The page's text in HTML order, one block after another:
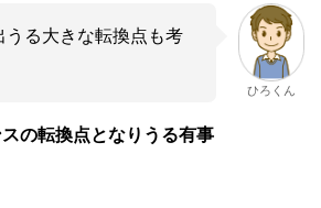
うる大きな転換点も考
ひろくん
の転換点となりうる有事